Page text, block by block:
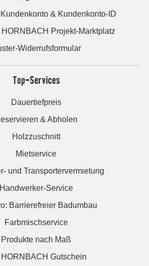
& Kundenkonto-ID
HORNBACH Projekt-Marktplatz
Widerrufsformular
Top-Services
Dauertiefpreis
& Abholen
Holzzuschnitt
Mietservice
und Transportervermietung
Handwerker-Service
Barrierefreier Badumbau
Farbmischservice
Produkte nach Maß
HORNBACH Gutschein